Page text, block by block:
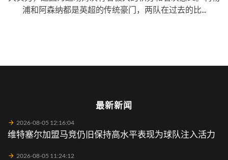
浦和阿森纳都是英超的传统豪门，两队在过去的比...
最新新闻
2026-08-05 12:16:04
维特塞尔加盟马竞仍旧保持高水平表现为球队注入活力
2026-08-05 11:24:12